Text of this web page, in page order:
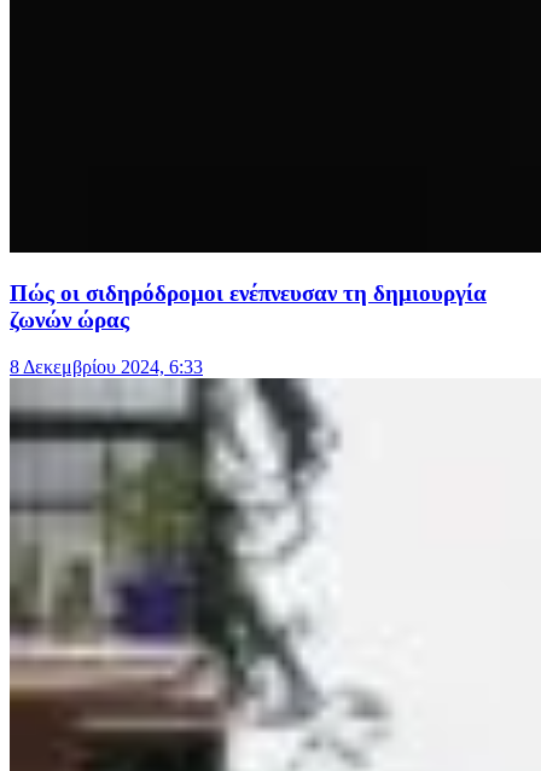
Πώς οι σιδηρόδρομοι ενέπνευσαν τη δημιουργία
ζωνών ώρας
8 Δεκεμβρίου 2024, 6:33